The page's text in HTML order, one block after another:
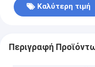
Καλύτερη τιμή
Περιγραφή